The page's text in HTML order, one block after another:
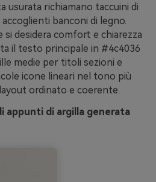
usurata richiamano taccuini di
banconi di legno.
desidera comfort e chiarezza
il testo principale in #4c4036
medie per titoli sezioni e
icone lineari nel tono più
ordinato e coerente.
appunti di argilla generata